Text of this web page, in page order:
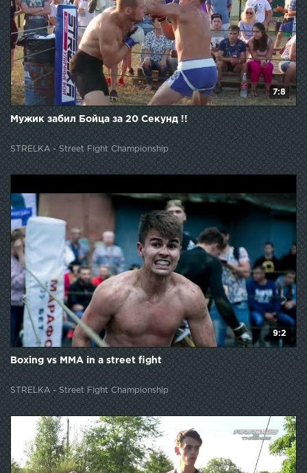
7:8
Мужик забил Бойца за 20 Секунд !!
STRELKA - Street Fight Championship
9:2
Boxing vs MMA in a street fight
STRELKA - Street Fight Championship